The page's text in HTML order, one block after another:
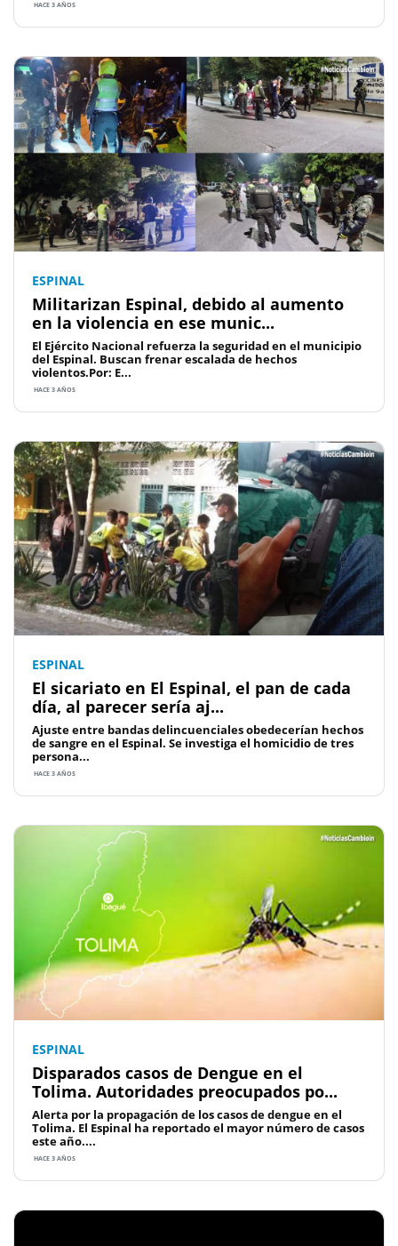
HACE 3 AÑOS
ESPINAL
Militarizan Espinal, debido al aumento
en la violencia en ese munic...
El Ejército Nacional refuerza la seguridad en el municipio
del Espinal. Buscan frenar escalada de hechos
violentos.Por: E...
HACE 3 AÑOS
ESPINAL
El sicariato en El Espinal, el pan de cada
día, al parecer sería aj...
Ajuste entre bandas delincuenciales obedecerían hechos
de sangre en el Espinal. Se investiga el homicidio de tres
persona...
HACE 3 AÑOS
ESPINAL
Disparados casos de Dengue en el
Tolima. Autoridades preocupados po...
Alerta por la propagación de los casos de dengue en el
Tolima. El Espinal ha reportado el mayor número de casos
este año....
HACE 3 AÑOS